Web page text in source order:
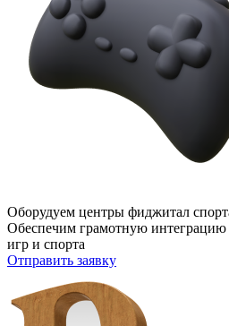
Оборудуем центры фиджитал
Обеспечим грамотную
игр и спорта
Отправить заявку